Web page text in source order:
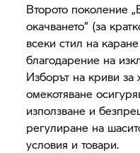
Второто поколение
окачването“ (за
всеки стил на
благодарение на
Изборът на криви за
омекотяване
използване и
регулиране на
условия и товари.